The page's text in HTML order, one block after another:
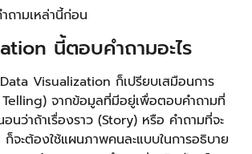
ถามเหล่านี้ก่อน
นี้ตอบคำถามอะไร
Visualization ก็เปรียบเสมือนการ
Telling) จากข้อมูลที่มีอยู่เพื่อตอบคำถามที่
นว่าถ้าเรื่องราว (Story) หรือ คำถามที่จะ
จะต้องใช้แผนภาพคนละแบบในการอธิบาย